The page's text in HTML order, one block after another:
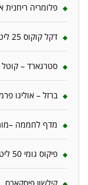
פלומריה ריחנית אדומה
דקל קוקוס 25 ליטר
סטרגארד – קוטל
ברזל – אוליגו פרמיום
מדף לחממה –מותג
פיקוס גומי 50 ליטר